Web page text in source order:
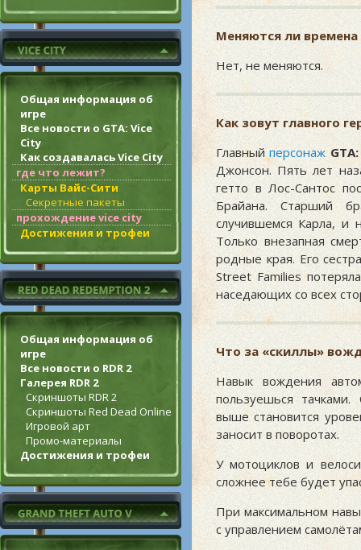
Общая информация об
игре
Все новости о GTA: Vice
City
Как создавалась Vice City
где что лежит?
Карты Вайс-Сити
Секретные пакеты
прохождение vice city
Достижения и трофеи
Общая информация об
игре
Все новости о RDR 2
Галерея RDR 2
Скриншоты RDR 2
Скриншоты Red Dead Online
Игровой арт
Промо-материалы
Достижения и трофеи
Меняются ли времена
Нет, не меняются.
Как зовут главного
Главныйперсонаж
Джонсон. Пять лет
гетто в Лос-Сантос
Брайана. Старший
случившемся Карла, и
Только внезапная
родные края. Его
Street Families
наседающих со всех
Что за «скиллы»
Навык вождения
пользуешься
выше становится
заносит в поворотах.
У мотоциклов и
сложнее тебе будет
При максимальном
с управлением